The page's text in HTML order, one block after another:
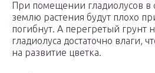
При помещении гладиолусов
землю растения будут плохо
погибнут. А перегретый грунт
гладиолуса достаточно влаги,
на развитие цветка.